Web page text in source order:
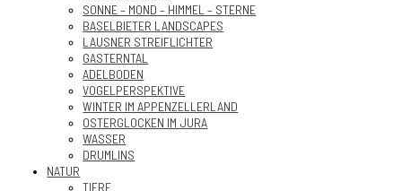
SONNE – MOND – HIMMEL – STERNE
BASELBIETER LANDSCAPES
LAUSNER STREIFLICHTER
GASTERNTAL
ADELBODEN
VOGELPERSPEKTIVE
WINTER IM APPENZELLERLAND
OSTERGLOCKEN IM JURA
WASSER
DRUMLINS
NATUR
TIERE